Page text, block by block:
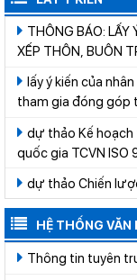
XẾP THÔN, BUÔN
tham gia đóng góp
trang trên địa bàn
quốc gia TCVN ISO
tổ chức thuộc hệ
Lâm Đồng năm
dự thảo Chiến
HỆ THỐNG VĂN
Thông tin tuyên